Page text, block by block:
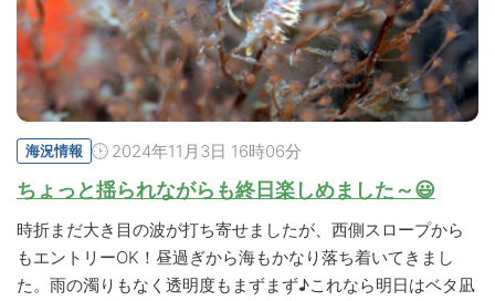
海況情報 2024年11月3日 16時06分
ちょっと揺られながらも終日楽しめました～😃
時折まだ大き目の波が打ち寄せましたが、西側スロープから
もエントリーOK！昼過ぎから海もかなり落ち着いてきまし
た。雨の濁りもなく透明度もまずまず♪これなら明日はベタ凪